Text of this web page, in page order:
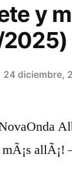
y
24 diciembre,
allÃ¡!